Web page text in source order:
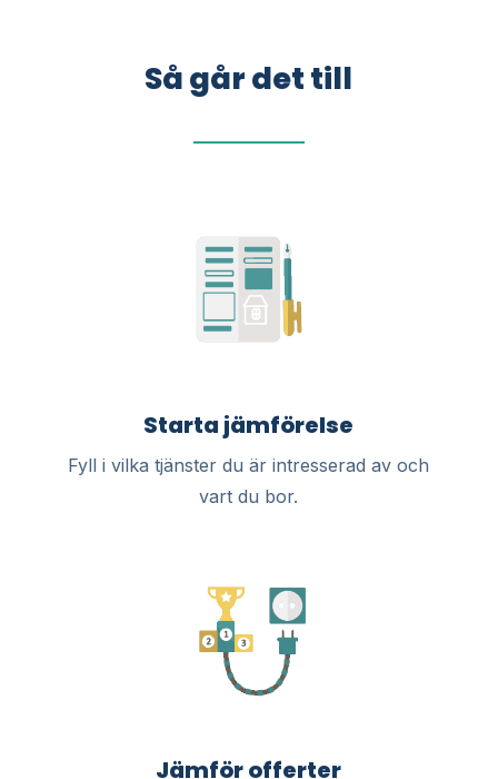
Så går det till
Starta jämförelse
Fyll i vilka tjänster du är intresserad av och
vart du bor.
Jämför offerter